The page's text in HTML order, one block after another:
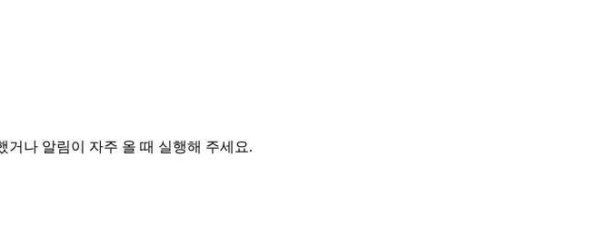
나 알림이 자주 올 때 실행해 주세요.